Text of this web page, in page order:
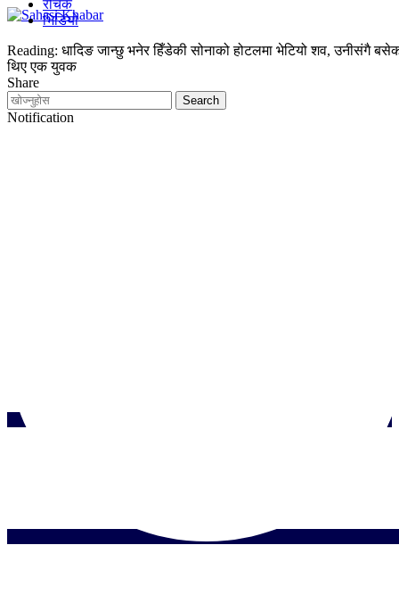
रोचक
भिडियो
Reading: धादिङ जान्छु भनेर हिँडेकी सोनाको होटलमा भेटियो शव, उनीसंगै
थिए एक युवक
Share
Notification